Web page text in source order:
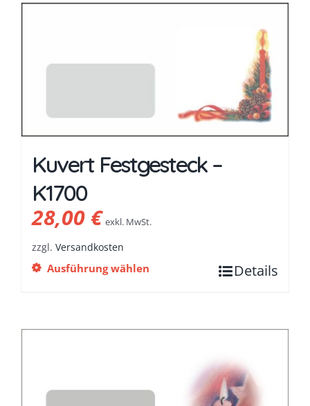
Kuvert Festgesteck –
K1700
28,00€ exkl. MwSt.
zzgl. Versandkosten
Ausführung wählen Details